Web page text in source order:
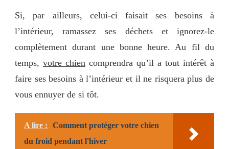
Si, par ailleurs, celui-ci faisait ses besoins à
l’intérieur, ramassez ses déchets et ignorez-le
complètement durant une bonne heure. Au fil du
temps, votre chien comprendra qu’il a tout intérêt à
faire ses besoins à l’intérieur et il ne risquera plus de
vous ennuyer de si tôt.
A lire :
Comment protéger votre chien
du froid pendant l'hiver